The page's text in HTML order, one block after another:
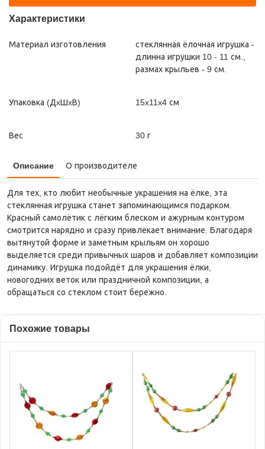
Характеристики
Материал изготовления
стеклянная ёлочная игрушка -
длинна игрушки 10 - 11 см.,
размах крыльев - 9 см.
Упаковка (ДxШxВ) 15x11x4 см
Вес 30 г
Описание О производителе
Для тех, кто любит необычные украшения на ёлке, эта
стеклянная игрушка станет запоминающимся подарком.
Красный самолётик с лёгким блеском и ажурным контуром
смотрится нарядно и сразу привлекает внимание. Благодаря
вытянутой форме и заметным крыльям он хорошо
выделяется среди привычных шаров и добавляет композиции
динамику. Игрушка подойдёт для украшения ёлки,
новогодних веток или праздничной композиции, а
обращаться со стеклом стоит бережно.
Похожие товары